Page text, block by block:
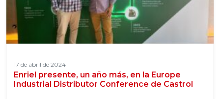
17 de abril de 2024
Enriel presente, un año más, en la Europe
Industrial Distributor Conference de Castrol